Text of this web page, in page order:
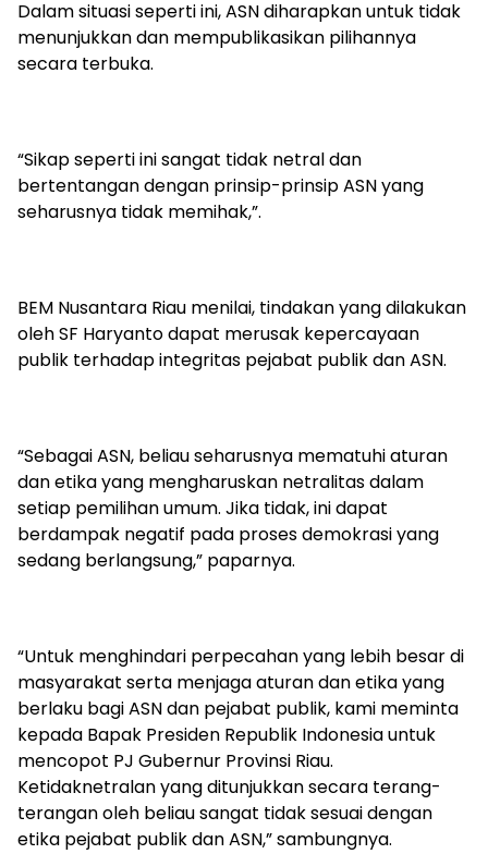
Dalam situasi seperti ini, ASN diharapkan untuk tidak
menunjukkan dan mempublikasikan pilihannya
secara terbuka.
“Sikap seperti ini sangat tidak netral dan
bertentangan dengan prinsip-prinsip ASN yang
seharusnya tidak memihak,”.
BEM Nusantara Riau menilai, tindakan yang dilakukan
oleh SF Haryanto dapat merusak kepercayaan
publik terhadap integritas pejabat publik dan ASN.
“Sebagai ASN, beliau seharusnya mematuhi aturan
dan etika yang mengharuskan netralitas dalam
setiap pemilihan umum. Jika tidak, ini dapat
berdampak negatif pada proses demokrasi yang
sedang berlangsung,” paparnya.
“Untuk menghindari perpecahan yang lebih besar di
masyarakat serta menjaga aturan dan etika yang
berlaku bagi ASN dan pejabat publik, kami meminta
kepada Bapak Presiden Republik Indonesia untuk
mencopot PJ Gubernur Provinsi Riau.
Ketidaknetralan yang ditunjukkan secara terang-
terangan oleh beliau sangat tidak sesuai dengan
etika pejabat publik dan ASN,” sambungnya.